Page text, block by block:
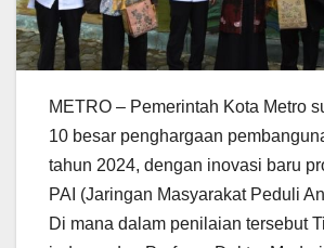
METRO – Pemerintah Kota Metro
10 besar penghargaan
tahun 2024, dengan inovasi baru
PAI (Jaringan Masyarakat Peduli
Di mana dalam penilaian tersebut